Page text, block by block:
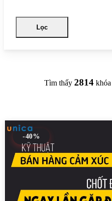
Lọc
Tìm thấy 2814khóa
-40%